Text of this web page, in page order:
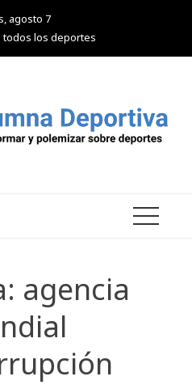
agosto 7
todos los deportes
agencia